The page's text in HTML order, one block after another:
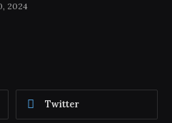
2024
Twitter